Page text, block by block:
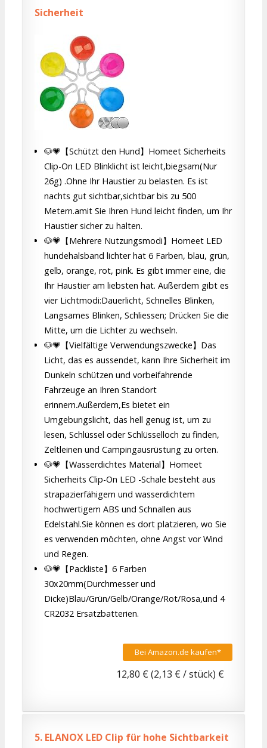
Sicherheit
🐶💗【Schützt den Hund】Homeet Sicherheits
Clip-On LED Blinklicht ist leicht,biegsam(Nur
26g) .Ohne Ihr Haustier zu belasten. Es ist
nachts gut sichtbar,sichtbar bis zu 500
Metern.amit Sie Ihren Hund leicht finden, um Ihr
Haustier sicher zu halten.
🐶💗【Mehrere Nutzungsmodi】Homeet LED
hundehalsband lichter hat 6 Farben, blau, grün,
gelb, orange, rot, pink. Es gibt immer eine, die
Ihr Haustier am liebsten hat. Außerdem gibt es
vier Lichtmodi:Dauerlicht, Schnelles Blinken,
Langsames Blinken, Schliessen; Drücken Sie die
Mitte, um die Lichter zu wechseln.
🐶💗【Vielfältige Verwendungszwecke】Das
Licht, das es aussendet, kann Ihre Sicherheit im
Dunkeln schützen und vorbeifahrende
Fahrzeuge an Ihren Standort
erinnern.Außerdem,Es bietet ein
Umgebungslicht, das hell genug ist, um zu
lesen, Schlüssel oder Schlüsselloch zu finden,
Zeltleinen und Campingausrüstung zu orten.
🐶💗【Wasserdichtes Material】Homeet
Sicherheits Clip-On LED -Schale besteht aus
strapazierfähigem und wasserdichtem
hochwertigem ABS und Schnallen aus
Edelstahl.Sie können es dort platzieren, wo Sie
es verwenden möchten, ohne Angst vor Wind
und Regen.
🐶💗【Packliste】6 Farben
30x20mm(Durchmesser und
Dicke)Blau/Grün/Gelb/Orange/Rot/Rosa,und 4
CR2032 Ersatzbatterien.
Bei Amazon.de kaufen*
12,80 € (2,13 € / stück) €
5. ELANOX LED Clip für hohe Sichtbarkeit